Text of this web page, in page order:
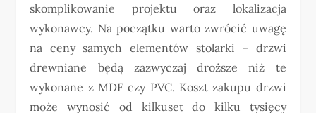
skomplikowanie projektu oraz lokalizacja
wykonawcy. Na początku warto zwrócić uwagę
na ceny samych elementów stolarki – drzwi
drewniane będą zazwyczaj droższe niż te
wykonane z MDF czy PVC. Koszt zakupu drzwi
może wynosić od kilkuset do kilku tysięcy